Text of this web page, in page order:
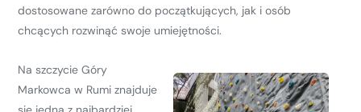
dostosowane zarówno do początkujących, jak i osób
chcących rozwinąć swoje umiejętności.
Na szczycie Góry
Markowca w Rumi znajduje